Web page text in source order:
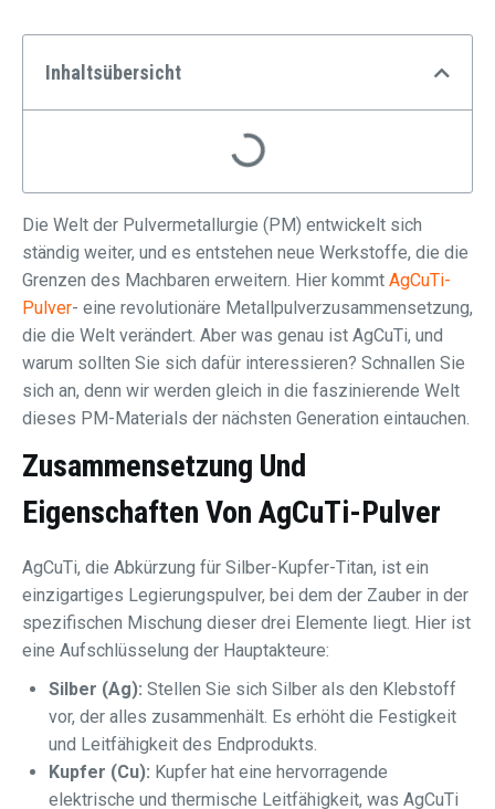
Inhaltsübersicht
Die Welt der Pulvermetallurgie (PM) entwickelt sich
ständig weiter, und es entstehen neue Werkstoffe, die die
Grenzen des Machbaren erweitern. Hier kommt AgCuTi-
Pulver- eine revolutionäre Metallpulverzusammensetzung,
die die Welt verändert. Aber was genau ist AgCuTi, und
warum sollten Sie sich dafür interessieren? Schnallen Sie
sich an, denn wir werden gleich in die faszinierende Welt
dieses PM-Materials der nächsten Generation eintauchen.
Zusammensetzung Und
Eigenschaften Von AgCuTi-Pulver
AgCuTi, die Abkürzung für Silber-Kupfer-Titan, ist ein
einzigartiges Legierungspulver, bei dem der Zauber in der
spezifischen Mischung dieser drei Elemente liegt. Hier ist
eine Aufschlüsselung der Hauptakteure:
Silber (Ag): Stellen Sie sich Silber als den Klebstoff
vor, der alles zusammenhält. Es erhöht die Festigkeit
und Leitfähigkeit des Endprodukts.
Kupfer (Cu): Kupfer hat eine hervorragende
elektrische und thermische Leitfähigkeit, was AgCuTi